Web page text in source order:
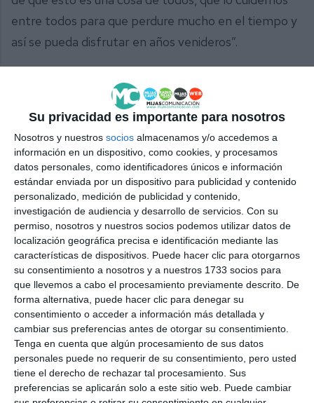
Su privacidad es importante para nosotros
Nosotros y nuestros socios almacenamos y/o accedemos a
información en un dispositivo, como cookies, y procesamos
datos personales, como identificadores únicos e información
estándar enviada por un dispositivo para publicidad y contenido
personalizado, medición de publicidad y contenido,
investigación de audiencia y desarrollo de servicios. Con su
permiso, nosotros y nuestros socios podemos utilizar datos de
localización geográfica precisa e identificación mediante las
características de dispositivos. Puede hacer clic para otorgarnos
su consentimiento a nosotros y a nuestros 1733 socios para
que llevemos a cabo el procesamiento previamente descrito. De
forma alternativa, puede hacer clic para denegar su
consentimiento o acceder a información más detallada y
cambiar sus preferencias antes de otorgar su consentimiento.
Tenga en cuenta que algún procesamiento de sus datos
personales puede no requerir de su consentimiento, pero usted
tiene el derecho de rechazar tal procesamiento. Sus
preferencias se aplicarán solo a este sitio web. Puede cambiar
entre todos para que perdure mucho en el tiempo y
así se pueda disfrutar en años venideros”.
características del municipio tras el parque del agua
situado en Las Cañadas, queabrió al público esta
misma semana.
Comparte esta noticia desde el siguiente enlace:
https://mijascom.com/?a=38443
PARQUE AGUA MIJAS GRAN PARQUE SPLASH PARK